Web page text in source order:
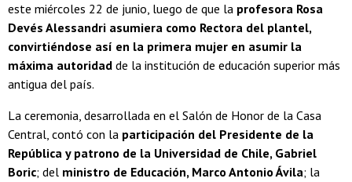
este miércoles 22 de junio, luego de que la profesora Rosa
Devés Alessandri asumiera como Rectora del plantel,
convirtiéndose así en la primera mujer en asumir la
máxima autoridad de la institución de educación superior más
antigua del país.
La ceremonia, desarrollada en el Salón de Honor de la Casa
Central, contó con la participación del Presidente de la
República y patrono de la Universidad de Chile, Gabriel
Boric; del ministro de Educación, Marco Antonio Ávila; la